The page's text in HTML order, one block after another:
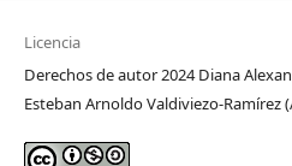
Licencia
Derechos de autor 2024 Diana
Esteban Arnoldo Valdiviezo-Ramírez